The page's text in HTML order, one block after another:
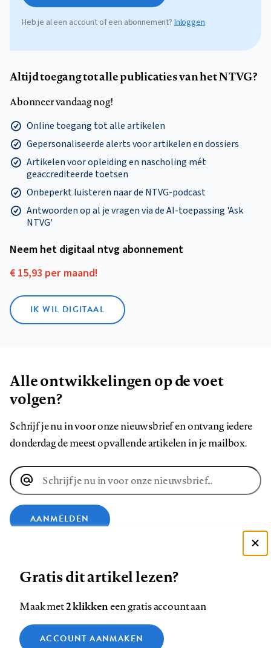
Heb je al een account of een abonnement?Inloggen
Altijd toegang tot alle publicaties van het NTVG?
Abonneer vandaag nog!
Online toegang tot alle artikelen
Gepersonaliseerde alerts voor artikelen en dossiers
Artikelen voor opleiding en nascholing mét
geaccrediteerde toetsen
Onbeperkt luisteren naar de NTVG-podcast
Antwoorden op al je vragen via de AI-toepassing 'Ask
NTVG'
Neem het digitaal ntvg abonnement
€ 15,93 per maand!
IK WIL DIGITAAL
Alle ontwikkelingen op de voet
volgen?
Schrijf je nu in voor onze nieuwsbrief en ontvang iedere
donderdag de meest opvallende artikelen in je mailbox.
E-
mailadres
AANMELDEN
op
op
op
ons
op
Contact Colofon Disclaimer Privacy
Zie onze cookie policy
Gratis dit artikel lezen?
Maak met2 klikkeneen gratis account aan
ACCOUNT AANMAKEN